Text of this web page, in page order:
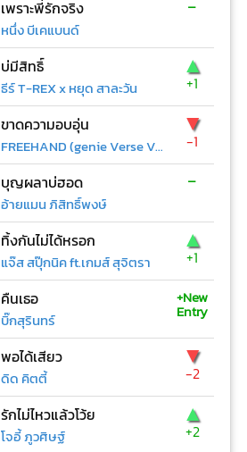
เพราะพี่รักจริง
หนึ่ง บีเคแบนด์
-
บ่มีสิทธิ์
ธีร์ T-REX x หยุด สาละวัน
▲
+1
ขาดความอบอุ่น
FREEHAND (genie Verse Vol.1)
▼
-1
บุญผลาบ่ฮอด
อ้ายแมน ภิสิทธิ์พงษ์
-
ทิ้งกันไม่ได้หรอก
แจ๊ส สปุ๊กนิค ft.เกมส์ สุจิตรา
▲
+1
คืนเธอ
บิ๊กสุรินทร์
+New
Entry
พอได้เสียว
ดิด คิตตี้
▼
-2
รักไม่ไหวแล้วโว้ย
โจอี้ ภูวศิษฐ์
▲
+2